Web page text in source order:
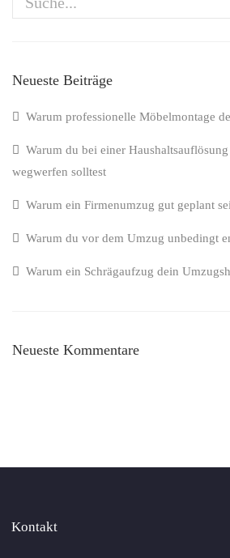
Neueste Beiträge
Warum professionelle Möbelmontage
Warum du bei einer
wegwerfen solltest
Warum ein Firmenumzug gut geplant
Warum du vor dem Umzug unbedingt
Warum ein Schrägaufzug dein
Neueste Kommentare
Kontakt